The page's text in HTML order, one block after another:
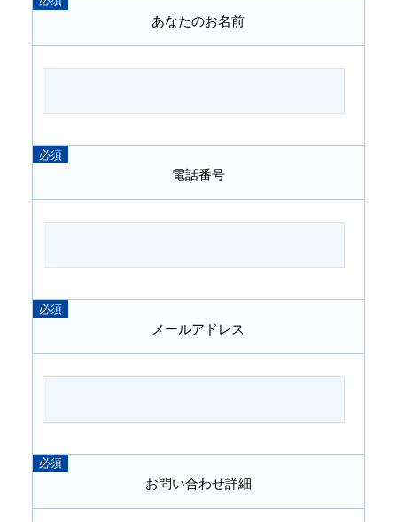
あなたのお名前
電話番号
メールアドレス
お問い合わせ詳細